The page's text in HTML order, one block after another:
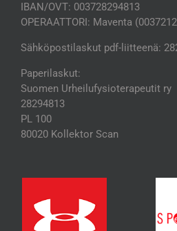
IBAN/OVT: 003728294813
OPERAATTORI: Maventa
Sähköpostilaskut pdf-liitteenä:
Paperilaskut:
Suomen Urheilufysioterapeutit ry
28294813
PL 100
80020 Kollektor Scan